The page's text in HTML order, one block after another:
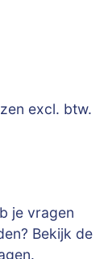
excl. btw.
je vragen
Bekijk de